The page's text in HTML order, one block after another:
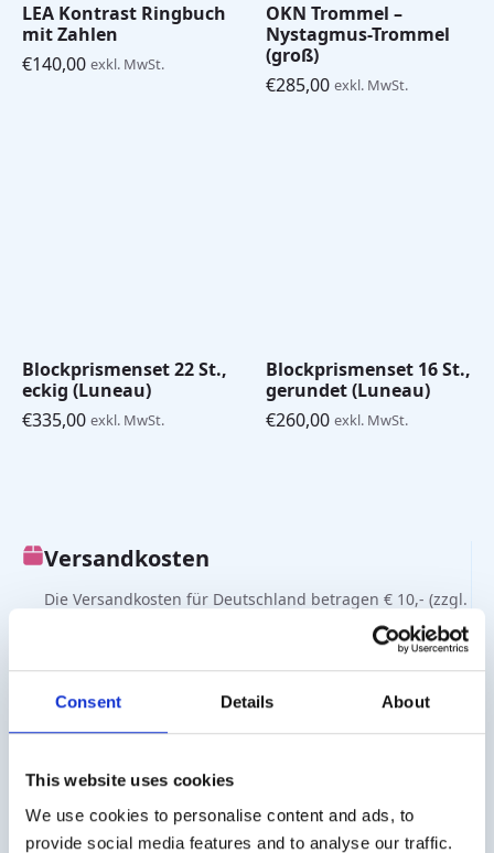
Consent Details About
This website uses cookies
We use cookies to personalise content and ads, to
provide social media features and to analyse our traffic.
LEA Kontrast Ringbuch
mit Zahlen
€140,00 exkl. MwSt.
OKN Trommel –
Nystagmus-Trommel
(groß)
€285,00 exkl. MwSt.
Blockprismenset 22 St.,
eckig (Luneau)
€335,00 exkl. MwSt.
Blockprismenset 16 St.,
gerundet (Luneau)
€260,00 exkl. MwSt.
Versandkosten
Die Versandkosten für Deutschland betragen € 10,- (zzgl.
Geschäftskunde?
Webshop.
Fragen?